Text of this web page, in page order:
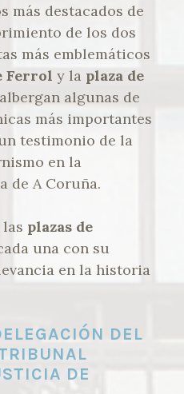
más destacados de
de los dos
más emblemáticos
Ferrol y la plaza de
algunas de
más importantes
testimonio de la
en la
de A Coruña.
plazas de
una con su
en la historia
DEL
DE